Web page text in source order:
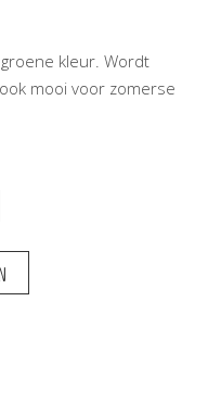
kleur. Wordt
mooi voor zomerse